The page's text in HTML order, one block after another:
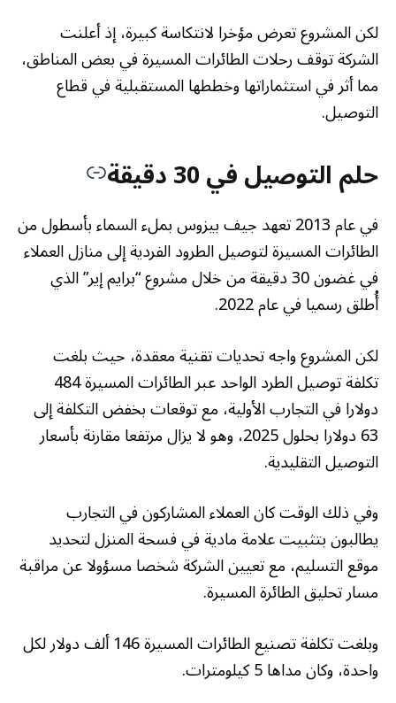
لكن المشروع تعرض مؤخرا لانتكاسة كبيرة، إذ أعلنت
الشركة توقف رحلات الطائرات المسيرة في بعض المناطق،
مما أثر في استثماراتها وخططها المستقبلية في قطاع
التوصيل.
حلم التوصيل في 30 دقيقة
في عام 2013 تعهد جيف بيزوس بملء السماء بأسطول من
الطائرات المسيرة لتوصيل الطرود الفردية إلى منازل العملاء
في غضون 30 دقيقة من خلال مشروع “برايم إير” الذي
أُطلق رسميا في عام 2022.
لكن المشروع واجه تحديات تقنية معقدة، حيث بلغت
تكلفة توصيل الطرد الواحد عبر الطائرات المسيرة 484
دولارا في التجارب الأولية، مع توقعات بخفض التكلفة إلى
63 دولارا بحلول 2025، وهو لا يزال مرتفعا مقارنة بأسعار
التوصيل التقليدية.
وفي ذلك الوقت كان العملاء المشاركون في التجارب
يطالبون بتثبيت علامة مادية في فسحة المنزل لتحديد
موقع التسليم، مع تعيين الشركة شخصا مسؤولا عن مراقبة
مسار تحليق الطائرة المسيرة.
وبلغت تكلفة تصنيع الطائرات المسيرة 146 ألف دولار لكل
واحدة، وكان مداها 5 كيلومترات.